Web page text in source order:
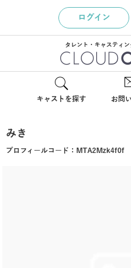
ログイン
タレント・キャスティ
キャストを探す お問
みき
プロフィールコード： MTA2Mzk4f0f